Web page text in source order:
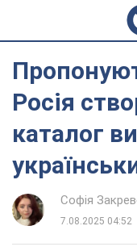
Росія
каталог
Софія
7.08.2025 04:52